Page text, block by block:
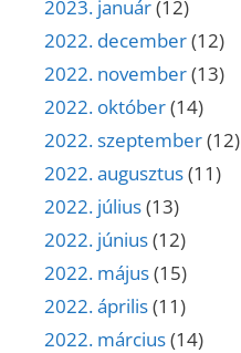
2023. január(12)
2022. december(12)
2022. november(13)
2022. október(14)
2022. szeptember(12)
2022. augusztus(11)
2022. július(13)
2022. június(12)
2022. május(15)
2022. április(11)
2022. március(14)